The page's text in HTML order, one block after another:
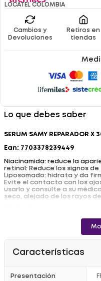
LOCATEL COLOMBIA
Cambios y
Devoluciones
Retiros en
tiendas
Lo que debes saber
SERUM SAMY REPARADOR X
Ean: 7703378239449
Niacinamida: reduce la
retinol: Reduce los signos
Liposomado: hidrata y da
Evite el contacto con los
usarlo y consulte a su
seco, alejado de los rayos
- Aplicar unas gotas en el
Registro sanitario: NSOC
Características
Presentación